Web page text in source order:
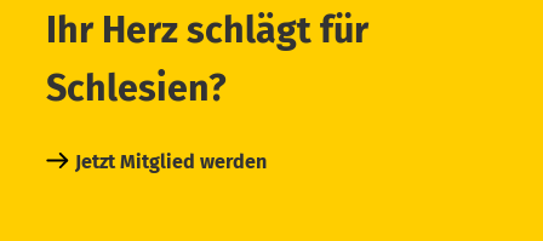
Ihr Herz schlägt für
Schlesien?
Jetzt Mitglied werden